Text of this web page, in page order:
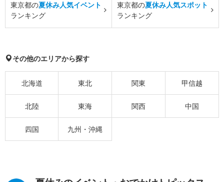
東京都の夏休み人気イベント
ランキング
東京都の夏休み人気スポット
ランキング
その他のエリアから探す
北海道 東北 関東 甲信越
北陸 東海 関西 中国
四国 九州・沖縄